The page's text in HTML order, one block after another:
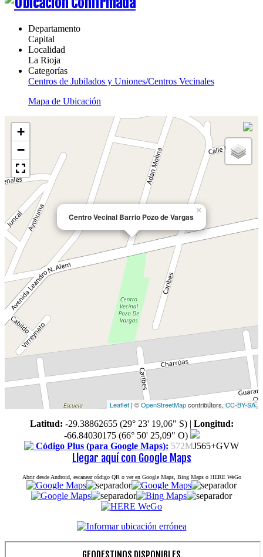
Departamento
Capital
Localidad
La Rioja
Categorías
Centros de Jubilados y Uniones/Centros Vecinales
Mapa de Ubicación
Centro Vecinal Barrio Pozo de Vargas
×
+
−
Leaflet | ©OpenStreetMapcontributors, CC-BY-SA
Latitud: -29.38862655 (29° 23' 19,06" S)| Longitud:
-66.84030175 (66° 50' 25,09" O)
Código Plus (para Google Maps): 572MJ565+GVW
Llegar aquí con Google Maps
Abrir desde Android, escanear código QR o ver en Google Maps, Bing Maps o HERE WeGo
GEODESTINOS DISPONIBLES